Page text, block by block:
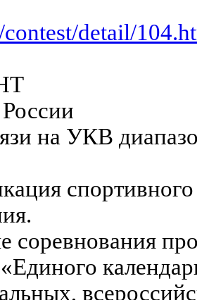
detail/
на УКВ
спортивного
соревнования